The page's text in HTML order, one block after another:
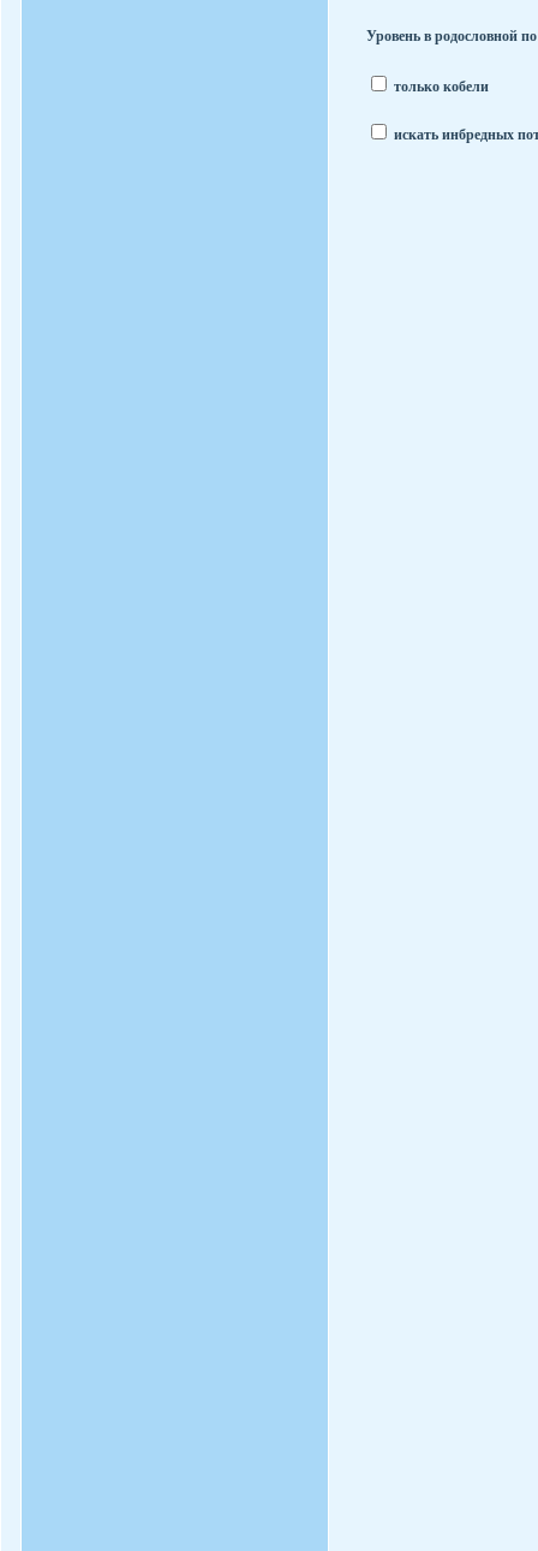
Уровень в родословной
только кобели
искать инбредных